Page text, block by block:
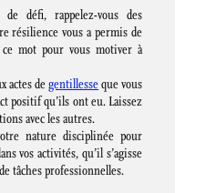
défi, rappelez-vous des
résilience vous a permis de
mot pour vous motiver à
actes degentillesseque vous
positif qu’ils ont eu. Laissez
avec les autres.
nature disciplinée pour
vos activités, qu’il s’agisse
tâches professionnelles.